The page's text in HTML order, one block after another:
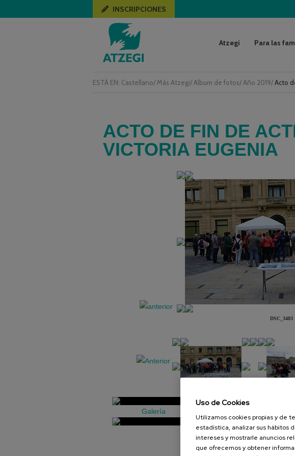
ESTÁ EN: Castellano/ Más Atzegi/ Album de fotos/ Año 2019/Acto
INSCRIPCIONES
Atzegi Para las
ACTO DE FIN DE
VICTORIA EUGENIA
DSC_3483
Galería
Uso de Cookies
Utilizamos cookies propias y de
estadística, analizar sus hábitos
intereses y mostrarle anuncios
que ofrecemos y obtener